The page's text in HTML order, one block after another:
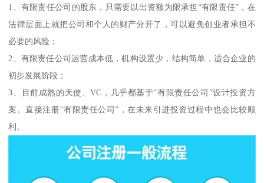
1、有限责任公司的股东，只需要以出资额为限承担“有限责任”，在
法律层面上就把公司和个人的财产分开了，可以避免创业者承担不
必要的风险；
2、有限责任公司运营成本低，机构设置少，结构简单，适合企业的
初步发展阶段；
3、目前成熟的天使、VC，几乎都基于“有限责任公司”设计投资方
案。直接注册“有限责任公司”，在未来引进投资过程中也会比较顺
利。